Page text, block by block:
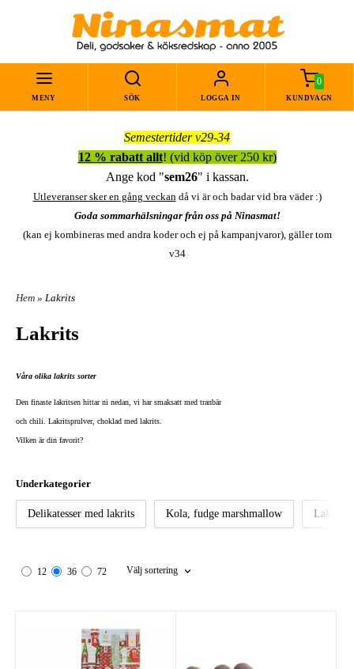
MENY SÖK LOGGA IN
0
KUNDVAGN
Semestertider v29-34
12 % rabatt allt! (vid köp över 250 kr)
Ange kod "sem26" i kassan.
Utleveranser sker en gång veckandå vi är och badar vid bra väder :)
Goda sommarhälsningar från oss på Ninasmat!
(kan ej kombineras med andra koder och ej på kampanjvaror), gäller tom
v34
Hem » Lakrits
Lakrits
Våra olika lakrits sorter
Den finaste lakritsen hittar ni nedan, vi har smaksatt med tranbär
och chili. Lakritsprulver, choklad med lakrits.
Vilken är din favorit?
Underkategorier
Delikatesser med lakrits Kola, fudge marshmallow Lakrits
12 36 72 Välj sortering